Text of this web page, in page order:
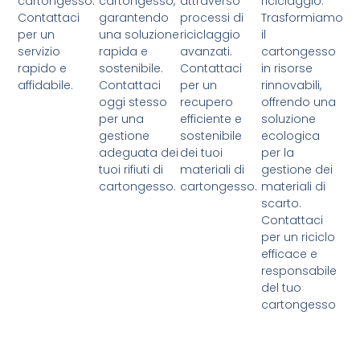
Contattaci
per un
servizio
rapido e
affidabile.
garantendo
una soluzione
rapida e
sostenibile.
Contattaci
oggi stesso
per una
gestione
adeguata dei
tuoi rifiuti di
cartongesso.
processi di
riciclaggio
avanzati.
Contattaci
per un
recupero
efficiente e
sostenibile
dei tuoi
materiali di
cartongesso.
Trasformiamo
il
cartongesso
in risorse
rinnovabili,
offrendo una
soluzione
ecologica
per la
gestione dei
materiali di
scarto.
Contattaci
per un riciclo
efficace e
responsabile
del tuo
cartongesso